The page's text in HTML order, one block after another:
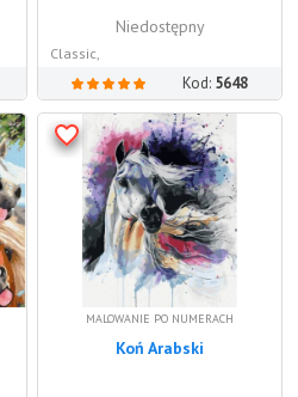
Niedostępny
Classic,
Kod: 5648
MALOWANIE PO NUMERACH
Koń Arabski